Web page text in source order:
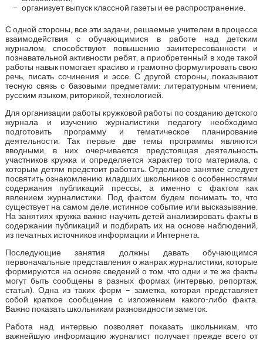
организует выпуск классной газеты и ее распространение.
С одной стороны, все эти задачи, решаемые учителем в процессе
взаимодействия с обучающимися в работе над детским
журналом, способствуют повышению заинтересованности и
познавательной активности ребят, а приобретенный в ходе такой
работы навык помогает красиво и грамотно формулировать свою
речь, писать сочинения и эссе. С другой стороны, показывают
тесную связь с базовыми предметами: литературным чтением,
русским языком, риторикой, технологией.
Для организации работы кружковой работы по созданию детского
журнала и изучению журналистики педагогу необходимо
подготовить программу и тематическое планирование
деятельности. Так первые две темы программы являются
вводными, в них очерчивается предстоящая деятельность
участников кружка и определяется характер того материала, с
которым детям предстоит работать. Отдельное занятие следует
посвятить ознакомлению младших школьников с особенностями
содержания публикаций прессы, а именно с фактом как
явлением журналистики. Под фактом будем понимать то, что
существует на самом деле, истинное событие или высказывание.
На занятиях кружка важно научить детей анализировать факты в
содержании публикаций и подбирать их на основе наблюдений,
из печатных источников информации и Интернета.
Последующие занятия должны давать обучающимся
первоначальные представления о жанрах журналистики, которые
формируются на основе сведений о том, что одни и те же факты
могут быть сообщены в разных формах (интервью, репортаж,
статья). Одна из таких форм – заметка, которая представляет
собой краткое сообщение с изложением какого-либо факта.
Важно показать школьникам разновидности заметок.
Работа над интервью позволяет показать школьникам, что
важнейшую информацию журналист получает прежде всего от